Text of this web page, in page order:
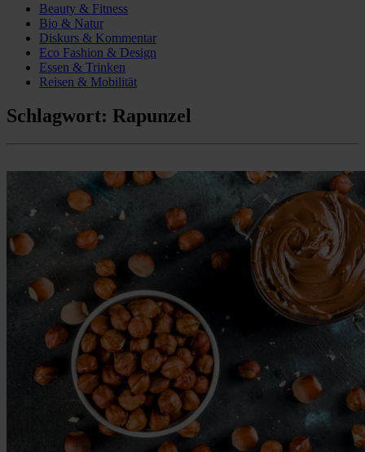
Beauty & Fitness
Bio & Natur
Diskurs & Kommentar
Eco Fashion & Design
Essen & Trinken
Reisen & Mobilität
Schlagwort: Rapunzel